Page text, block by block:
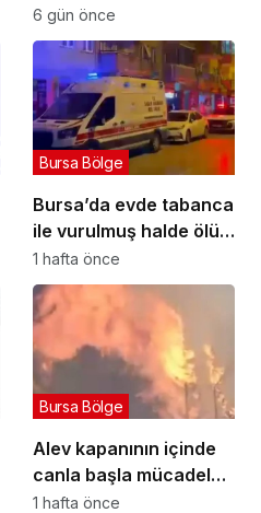
Kiralık sosyal konut
projesi eylülde başlıyor
6 gün önce
Bursa’da evde tabanca
ile vurulmuş halde ölü
bulundu
Bursa Bölge
1 hafta önce
Alev kapanının içinde
canla başla mücadele
ettiler:
Bursa Bölge
1 hafta önce